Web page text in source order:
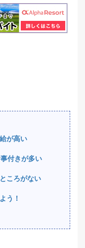
が高い
付きが多い
ころがない
う！